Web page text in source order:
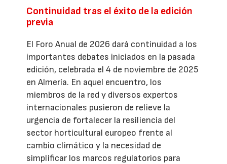
Continuidad tras el éxito de la edición
previa
El Foro Anual de 2026 dará continuidad a los
importantes debates iniciados en la pasada
edición, celebrada el 4 de noviembre de 2025
en Almería. En aquel encuentro, los
miembros de la red y diversos expertos
internacionales pusieron de relieve la
urgencia de fortalecer la resiliencia del
sector horticultural europeo frente al
cambio climático y la necesidad de
simplificar los marcos regulatorios para